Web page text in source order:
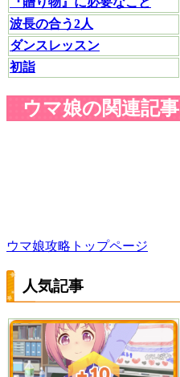
波長の合う2人
ダンスレッスン
初詣
ウマ娘の関連記事
ウマ娘攻略トップページ
人気記事